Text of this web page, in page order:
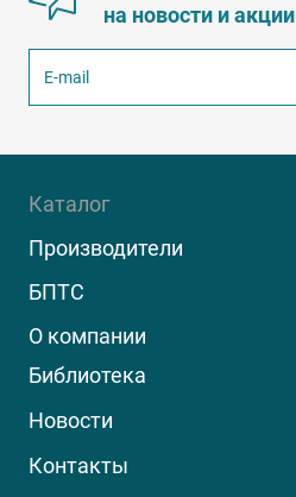
на новости и акции
Каталог
Производители
БПТС
О компании
Библиотека
Новости
Контакты